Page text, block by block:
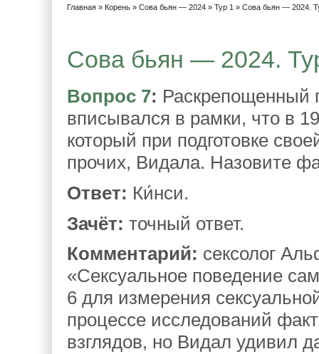
Главная » Корень » Сова бьян — 2024 » Тур 1 » Сова бьян — 2024.
Сова бьян — 2024.
Вопрос 7: Раскрепощенный
вписывался в рамки, что в
который при подготовке
прочих, Видала. Назовите
Ответ: Ки́нси.
Зачёт: точный ответ.
Комментарий: сексолог
«Сексуальное поведение
6 для измерения
процессе исследований
взглядов, но Видал удивил